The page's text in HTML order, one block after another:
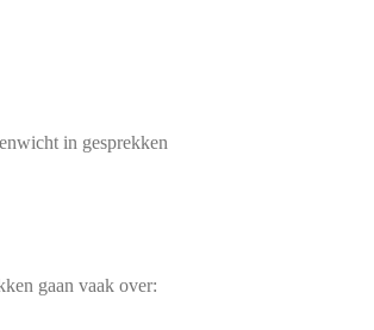
in gesprekken
gaan vaak over: